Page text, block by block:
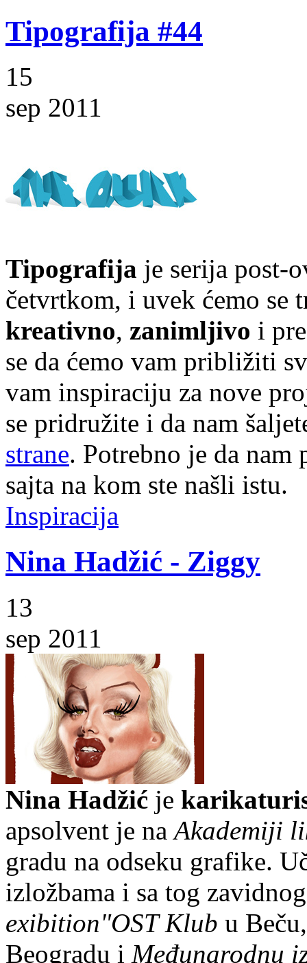
Tipografija #44
15
sep 2011
Tipografija je serija post-
četvrtkom, i uvek ćemo se
kreativno, zanimljivo i
se da ćemo vam približiti
vam inspiraciju za nove
se pridružite i da nam
strane. Potrebno je da
sajta na kom ste našli istu.
Inspiracija
Nina Hadžić - Ziggy
13
sep 2011
Nina Hadžić je
apsolvent je naAkademiji
gradu na odseku grafike.
izložbama i sa tog
exibition"OST Klub u Beču,
Beogradu i Međunarodnu